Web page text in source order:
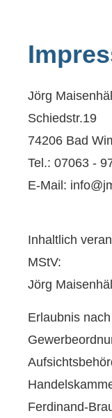
Jörg
Schiedstr.19
74206 Bad
Tel.: 07063 -
E-Mail:
Inhaltlich
MStV:
Jörg
Erlaubnis
Ferdinand-